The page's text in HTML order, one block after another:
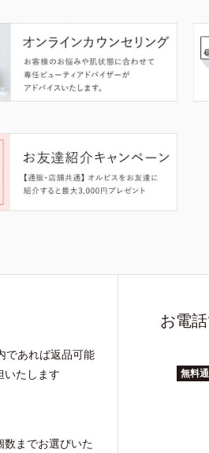
であれば返品可能
たします
までお選びいた
お電
無料